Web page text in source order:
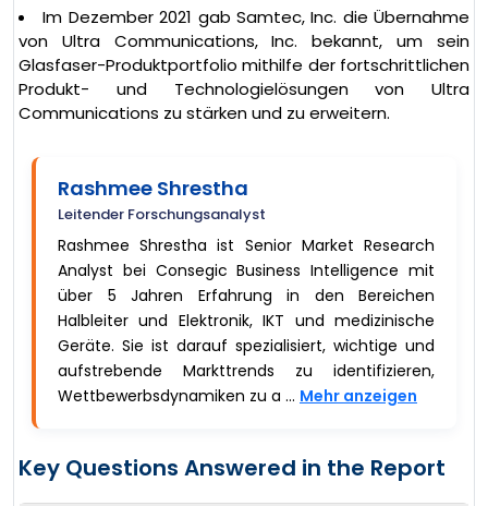
Im Dezember 2021 gab Samtec, Inc. die Übernahme
von Ultra Communications, Inc. bekannt, um sein
Glasfaser-Produktportfolio mithilfe der fortschrittlichen
Produkt- und Technologielösungen von Ultra
Communications zu stärken und zu erweitern.
Rashmee Shrestha
Leitender Forschungsanalyst
Rashmee Shrestha ist Senior Market Research
Analyst bei Consegic Business Intelligence mit
über 5 Jahren Erfahrung in den Bereichen
Halbleiter und Elektronik, IKT und medizinische
Geräte. Sie ist darauf spezialisiert, wichtige und
aufstrebende Markttrends zu identifizieren,
Wettbewerbsdynamiken zu a ... Mehr anzeigen
Key Questions Answered in the Report